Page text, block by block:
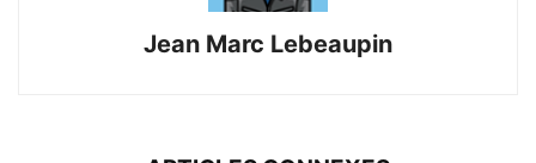
Jean Marc Lebeaupin